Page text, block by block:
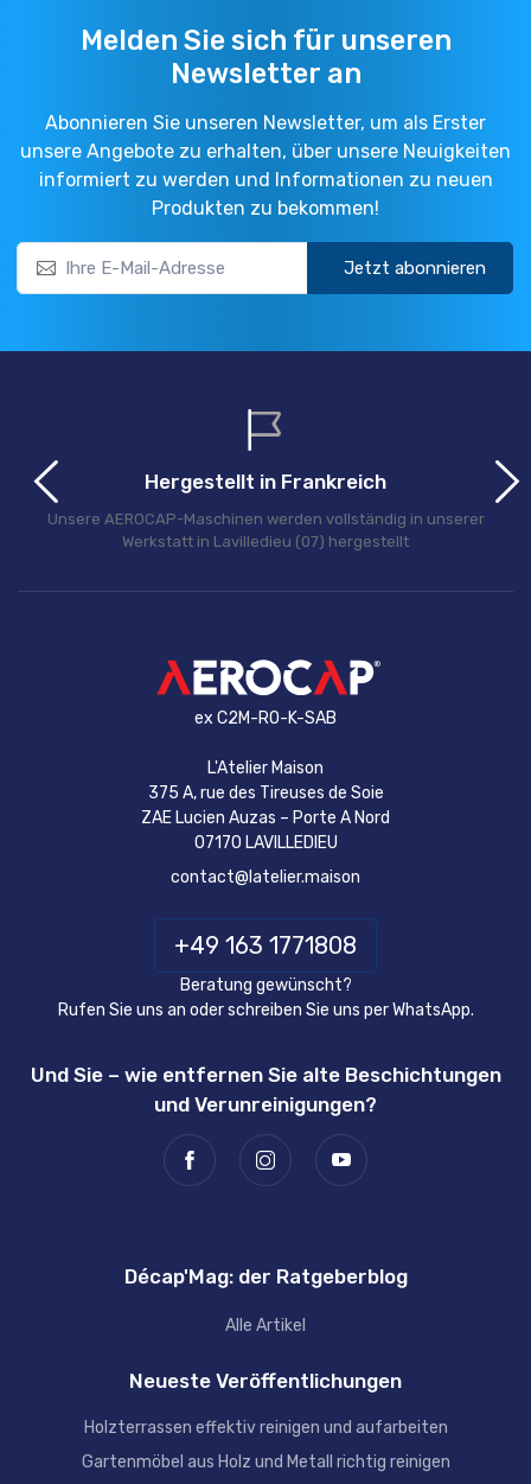
Melden Sie sich für unseren
Newsletter an
Abonnieren Sie unseren Newsletter, um als Erster
unsere Angebote zu erhalten, über unsere Neuigkeiten
informiert zu werden und Informationen zu neuen
Produkten zu bekommen!
Jetzt abonnieren
Hergestellt in Frankreich
Unsere AEROCAP-Maschinen werden vollständig in unserer
Werkstatt in Lavilledieu (07) hergestellt
ex C2M-RO-K-SAB
L'Atelier Maison
375 A, rue des Tireuses de Soie
ZAE Lucien Auzas – Porte A Nord
07170 LAVILLEDIEU
contact@latelier.maison
+49 163 1771808
Beratung gewünscht?
Rufen Sie uns an oder schreiben Sie uns per WhatsApp.
Und Sie – wie entfernen Sie alte Beschichtungen
und Verunreinigungen?
Décap'Mag: der Ratgeberblog
Alle Artikel
Neueste Veröffentlichungen
Holzterrassen effektiv reinigen und aufarbeiten
Gartenmöbel aus Holz und Metall richtig reinigen